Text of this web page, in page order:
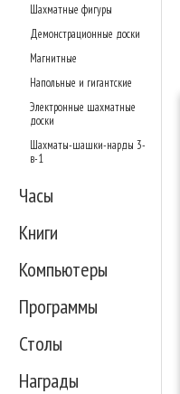
Шахматные фигуры
Демонстрационные доски
Магнитные
Напольные и гигантские
Электронные шахматные
доски
Шахматы-шашки-нарды 3-
в-1
Часы
Книги
Компьютеры
Программы
Столы
Награды